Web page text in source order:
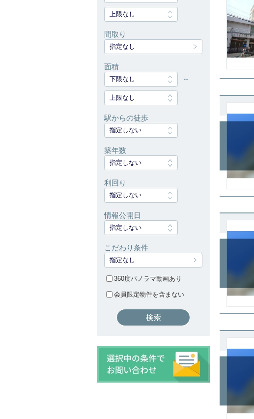
上限なし
間取り
指定なし
面積
下限なし ～
上限なし
駅からの徒歩
指定しない
築年数
指定しない
利回り
指定しない
情報公開日
指定しない
こだわり条件
指定なし
360度パノラマ動画あり
会員限定物件を含まない